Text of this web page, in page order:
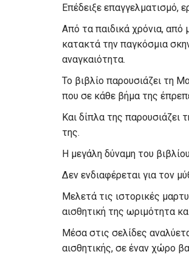
Επέδειξε επαγγελματισμό,
Από τα παιδικά χρόνια, από
κατακτά την παγκόσμια
αναγκαιότητα.
Το βιβλίο παρουσιάζει τη
που σε κάθε βήμα της
Και δίπλα της παρουσιάζει
της.
Η μεγάλη δύναμη του
Δεν ενδιαφέρεται για τον
Μελετά τις ιστορικές
αισθητική της ωριμότητα
Μέσα στις σελίδες
αισθητικής, σε έναν χώρο